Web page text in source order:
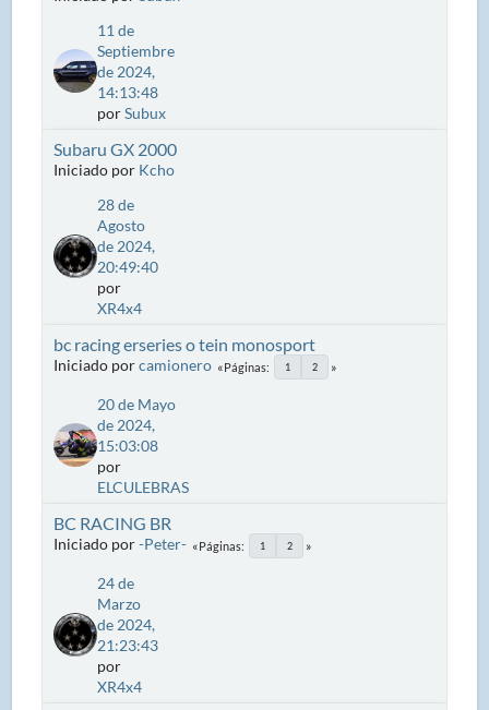
11 de
Septiembre
de 2024,
14:13:48
porSubux
Subaru GX 2000
Iniciado por Kcho
28 de
Agosto
de 2024,
20:49:40
por
XR4x4
bc racing erseries o tein monosport
Iniciado porcamionero Páginas 1 2
20 de Mayo
de 2024,
15:03:08
por
ELCULEBRAS
BC RACING BR
Iniciado por-Peter- Páginas 1 2
24 de
Marzo
de 2024,
21:23:43
por
XR4x4